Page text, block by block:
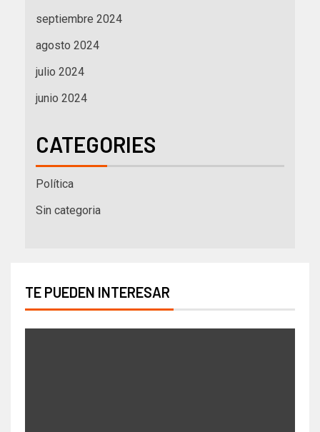
septiembre 2024
agosto 2024
julio 2024
junio 2024
CATEGORIES
Política
Sin categoria
TE PUEDEN INTERESAR